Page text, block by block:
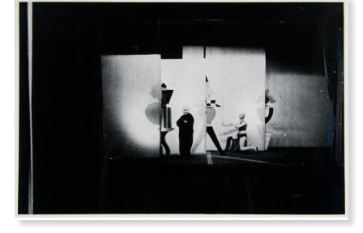
Daneben lies Lou Scheper ihrer Fantasie freien Lauf
beim Erfinden skurriler Lebewesen, Geister und
Gespenster, die sie, mit feiner Feder gezeichnet,
zurückhaltend kolorierte – darunter ein »Zoo-lou-
gischer Garten« sowie ein Vorschlag an die Natur, sich
zu normieren und einen zusammenklappbaren,
zweidimensionalen Menschentypen zu schaffen. Ihren
Kindern schickte sie ähnlich gestaltete Blätter mit
Figuren aus Zirkus und Jahrmarkt und Bezeichnungen,
die Wortspielereien enthielten, die sie vermutlich noch
nicht verstehen konnten. Sie zeichnete ihnen auch das
Bilderbuch von Jan und Jon, die per Schiff eine
Abenteuerreise antreten – ein Thema, das Lou Scheper
1946/47 wieder aufgriff, variierte und zu einem
Kinderbuch ausarbeitete. Es wurde – zusammen mit drei